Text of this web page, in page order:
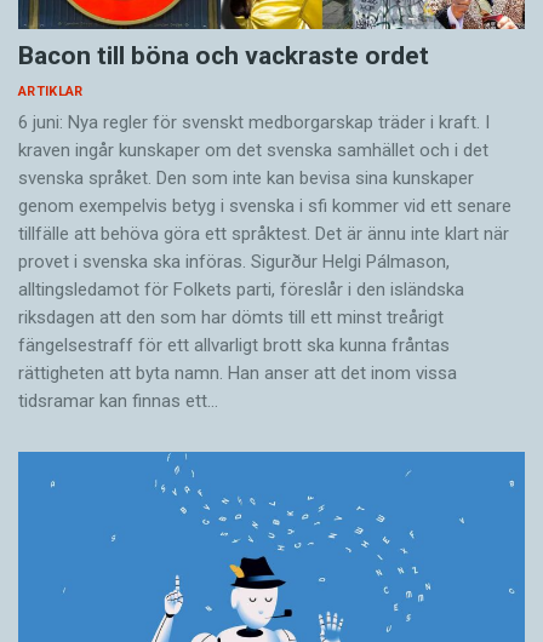
Bacon till böna och vackraste ordet
ARTIKLAR
6 juni: Nya regler för svenskt medborgarskap träder i kraft. I
kraven ingår kunskaper om det svenska samhället och i det
svenska språket. Den som inte kan bevisa sina kunskaper
genom exempelvis betyg i svenska i sfi kommer vid ett senare
tillfälle att behöva göra ett språktest. Det är ännu inte klart när
provet i svenska ska införas. Sigurður Helgi Pálmason,
alltingsledamot för Folkets parti, föreslår i den isländska
riksdagen att den som har dömts till ett minst treårigt
fängelsestraff för ett allvarligt brott ska kunna fråntas
rättigheten att byta namn. Han anser att det inom vissa
tidsramar kan finnas ett…